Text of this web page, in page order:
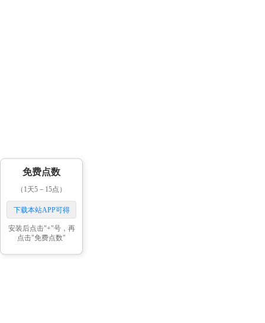
免费点数
（1天5－15点）
下载本站APP可得
安装后点击"+"号，再
点击"免费点数"